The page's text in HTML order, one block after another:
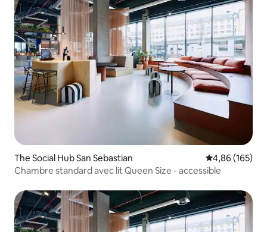
The Social Hub San Sebastian Évaluation
4,86 (165)
Chambre standard avec lit Queen Size - accessible